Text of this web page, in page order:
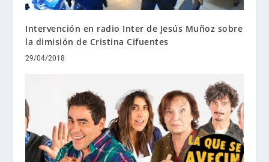
Intervención en radio Inter de Jesús Muñoz sobre
la dimisión de Cristina Cifuentes
29/04/2018